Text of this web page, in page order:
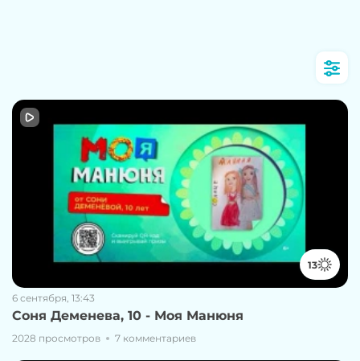
13
6 сентября, 13:43
Соня Деменева, 10 - Моя Манюня
2028 просмотров 7 комментариев